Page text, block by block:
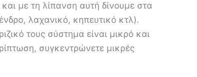
με τη λίπανση αυτή δίνουμε στα
λαχανικό, κηπευτικό κτλ).
τους σύστημα είναι μικρό και
συγκεντρώνετε μικρές